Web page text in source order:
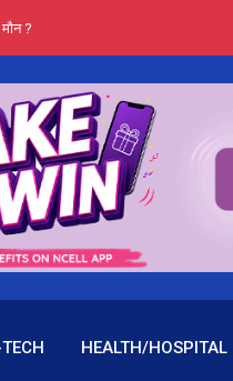
?
HEALTH/HOSPITAL